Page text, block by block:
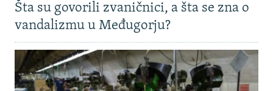
Šta su govorili zvaničnici, a šta se zna o
vandalizmu u Međugorju?